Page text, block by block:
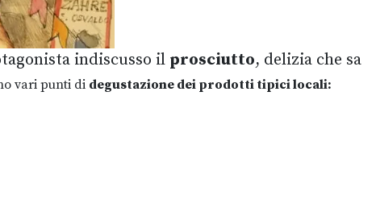
indiscusso il prosciutto, delizia che sa
vari punti di degustazione dei prodotti tipici locali: